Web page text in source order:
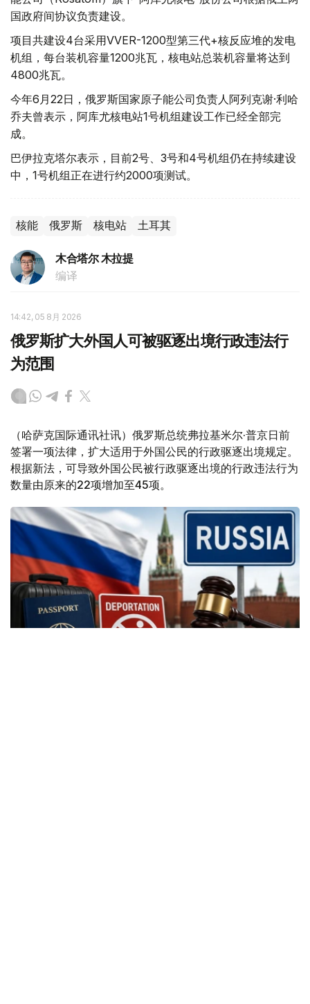
国政府间协议负责建设。
项目共建设4台采用VVER-1200型第三代+核反应堆的发电
机组，每台装机容量1200兆瓦，核电站总装机容量将达到
4800兆瓦。
今年6月22日，俄罗斯国家原子能公司负责人阿列克谢·利哈
乔夫曾表示，阿库尤核电站1号机组建设工作已经全部完
成。
巴伊拉克塔尔表示，目前2号、3号和4号机组仍在持续建设
中，1号机组正在进行约2000项测试。
核能 俄罗斯 核电站 土耳其
木合塔尔 木拉提
编译
14:42, 05 8月 2026
俄罗斯扩大外国人可被驱逐出境行政违法行
为范围
（哈萨克国际通讯社讯）俄罗斯总统弗拉基米尔·普京日前
签署一项法律，扩大适用于外国公民的行政驱逐出境规定。
根据新法，可导致外国公民被行政驱逐出境的行政违法行为
数量由原来的22项增加至45项。